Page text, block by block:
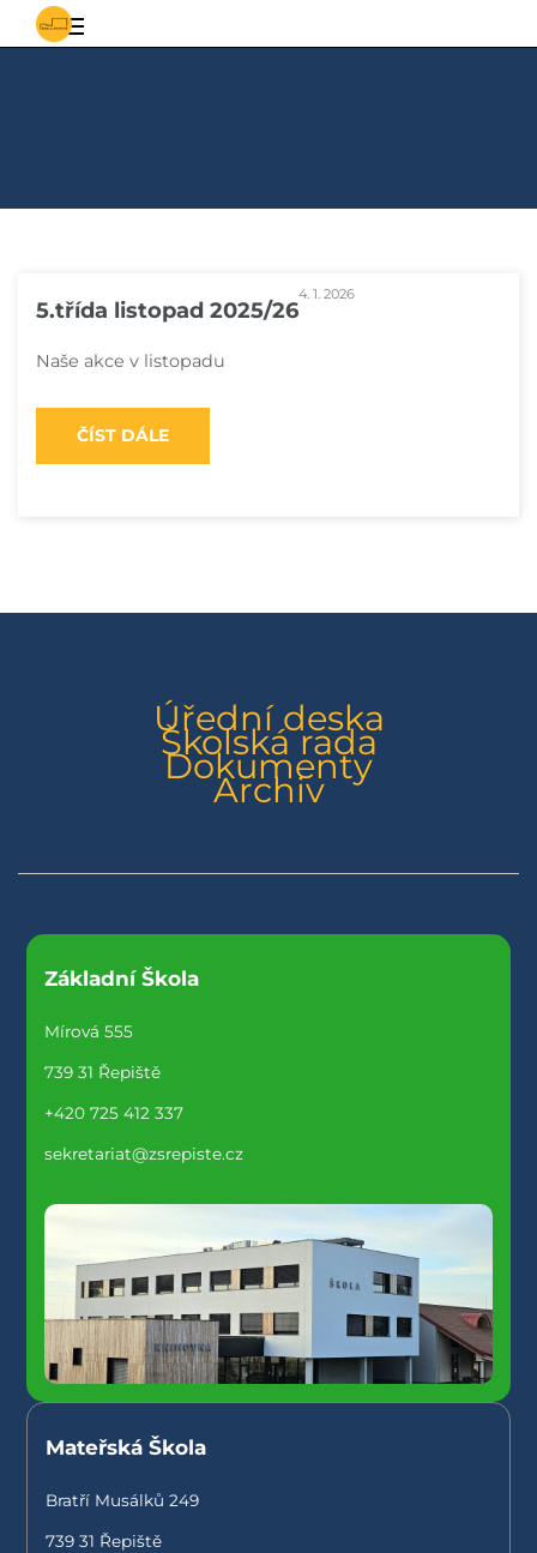
5.třída listopad 2025/26
Naše akce v listopadu
ČÍST DÁLE
4. 1. 2026
Úřední deska
Školská rada
Dokumenty
Archiv
Základní Škola
Mírová 555
739 31 Řepiště
+420 725 412 337
sekretariat@zsrepiste.cz
Mateřská Škola
Bratří Musálků 249
739 31 Řepiště